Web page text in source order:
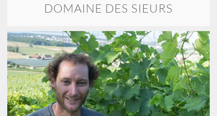
DOMAINE DES SIEURS